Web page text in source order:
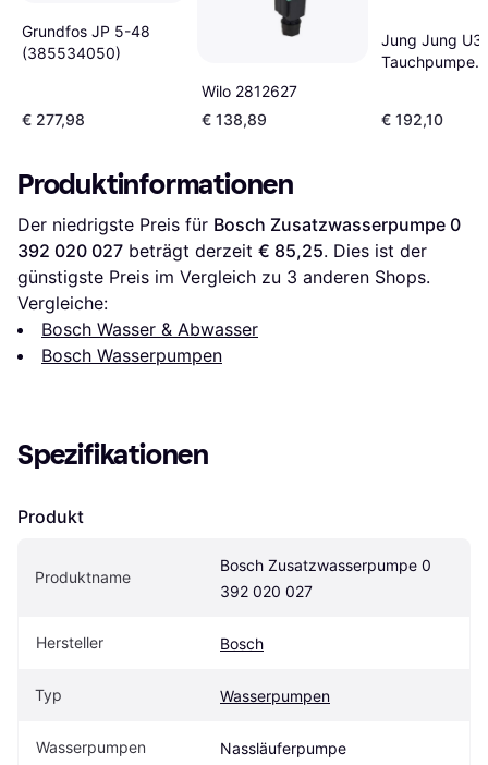
Grundfos JP 5-48
(385534050)
€ 277,98
Wilo 2812627
€ 138,89
Jung Jung
Tauchpumpe
€ 192,10
Produktinformationen
Der niedrigste Preis für Bosch Zusatzwasserpumpe 0
392 020 027 beträgt derzeit € 85,25. Dies ist der
günstigste Preis im Vergleich zu 3 anderen Shops.
Vergleiche:
Bosch Wasser & Abwasser
Bosch Wasserpumpen
Spezifikationen
Produkt
Produktname
Bosch Zusatzwasserpumpe 0
392 020 027
Hersteller Bosch
Typ Wasserpumpen
Wasserpumpen Nassläuferpumpe